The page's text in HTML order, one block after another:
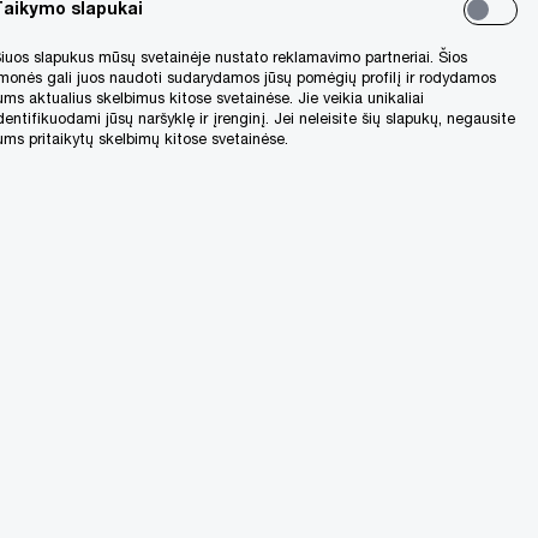
Dėl šios priežasties daugiausiai
sąlygojamiems veiksniams.
2023
slapukai
slapukus mūsų svetainėje nustato reklamavimo partneriai. Šios
gali juos naudoti sudarydamos jūsų pomėgių profilį ir rodydamos
aktualius skelbimus kitose svetainėse. Jie veikia unikaliai
jūsų naršyklę ir įrenginį. Jei neleisite šių slapukų, negausite
pritaikytų skelbimų kitose svetainėse.